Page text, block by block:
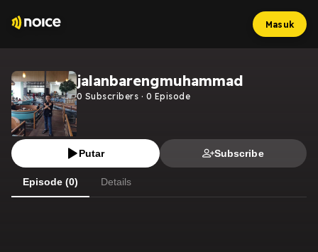
Masuk
jalanbarengmuhammad
0 Subscribers · 0 Episode
Putar Subscribe
Episode (0) Details